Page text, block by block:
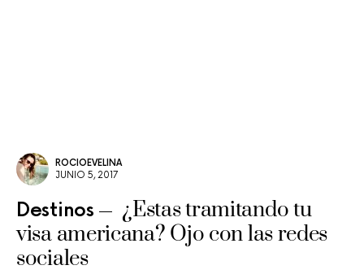
ROCIOEVELINA
JUNIO 5, 2017
Destinos
¿Estas tramitando tu
visa americana? Ojo con las redes
sociales